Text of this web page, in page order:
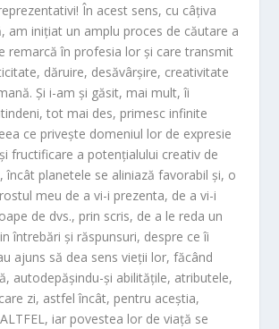
În acest sens, cu câțiva
am inițiat un amplu proces de căutare a
remarcă în profesia lor și care transmit
dăruire, desăvârșire, creativitate
Și i-am și găsit, mai mult, îi
tot mai des, primesc infinite
ce privește domeniul lor de expresie
fructificare a potențialului creativ de
încât planetele se aliniază favorabil și, o
meu de a vi-i prezenta, de a vi-i
de dvs., prin scris, de a le reda un
întrebări și răspunsuri, despre ce îi
ajuns să dea sens vieții lor, făcând
autodepășindu-și abilitățile, atributele,
zi, astfel încât, pentru aceștia,
iar povestea lor de viață se